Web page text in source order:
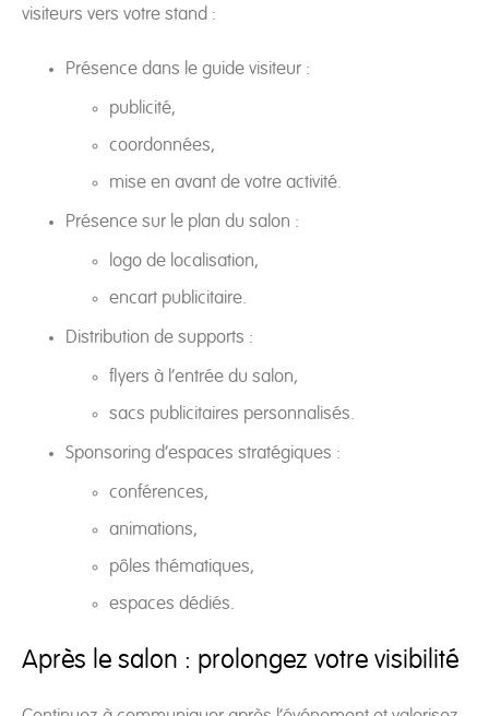
visiteurs vers votre stand :
Présence dans le guide visiteur :
publicité,
coordonnées,
mise en avant de votre activité.
Présence sur le plan du salon :
logo de localisation,
encart publicitaire.
Distribution de supports :
flyers à l’entrée du salon,
sacs publicitaires personnalisés.
Sponsoring d’espaces stratégiques :
conférences,
animations,
pôles thématiques,
espaces dédiés.
Après le salon : prolongez votre visibilité